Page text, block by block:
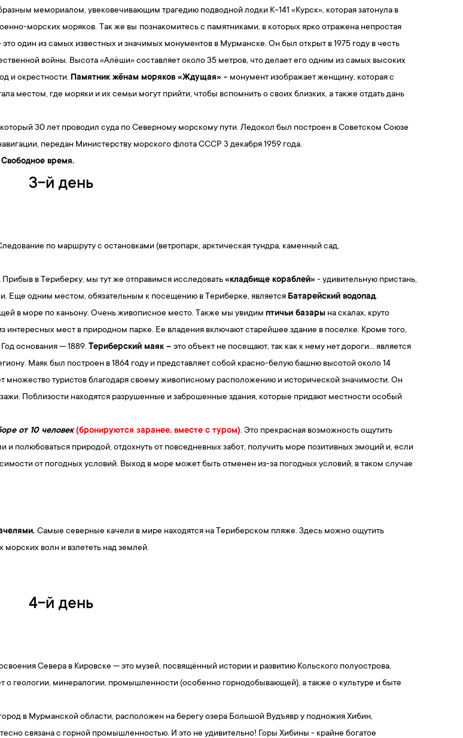
мемориалом, увековечивающим трагедию подводной лодки К-141 «Курск», которая затонула в
морских моряков. Так же вы познакомитесь с памятниками, в которых ярко отражена непростая
один из самых известных и значимых монументов в Мурманске. Он был открыт в 1975 году в честь
войны. Высота «Алёши» составляет около 35 метров, что делает его одним из самых высоких
и окрестности. Памятник жёнам моряков «Ждущая» - монумент изображает женщину, которая с
местом, где моряки и их семьи могут прийти, чтобы вспомнить о своих близких, а также отдать дань
30 лет проводил суда по Северному морскому пути. Ледокол был построен в Советском Союзе
передан Министерству морского флота СССР 3 декабря 1959 года.
время.
3-й день
по маршруту с остановками (ветропарк, арктическая тундра, каменный сад,
Прибыв в Териберку, мы тут же отправимся исследовать«кладбище кораблей» - удивительную пристань,
Еще одним местом, обязательным к посещению в Териберке, является Батарейский водопад.
в море по каньону. Очень живописное место. Также мы увидим птичьи базары на скалах, круто
интересных мест в природном парке. Ее владения включают старейшее здание в поселке. Кроме того,
основания — 1889. Териберский маяк – это объект не посещают, так как к нему нет дороги… является
Маяк был построен в 1864 году и представляет собой красно-белую башню высотой около 14
множество туристов благодаря своему живописному расположению и исторической значимости. Он
Поблизости находятся разрушенные и заброшенные здания, которые придают местности особый
от 10 человек(бронируются заранее, вместе с туром). Это прекрасная возможность ощутить
полюбоваться природой, отдохнуть от повседневных забот, получить море позитивных эмоций и, если
от погодных условий. Выход в море может быть отменен из-за погодных условий, в таком случае
Самые северные качели в мире находятся на Териберском пляже. Здесь можно ощутить
волн и взлететь над землей.
4-й день
Севера в Кировске — это музей, посвящённый истории и развитию Кольского полуострова,
геологии, минералогии, промышленности (особенно горнодобывающей), а также о культуре и быте
в Мурманской области, расположен на берегу озера Большой Вудъявр у подножия Хибин,
связана с горной промышленностью. И это не удивительно! Горы Хибины - крайне богатое